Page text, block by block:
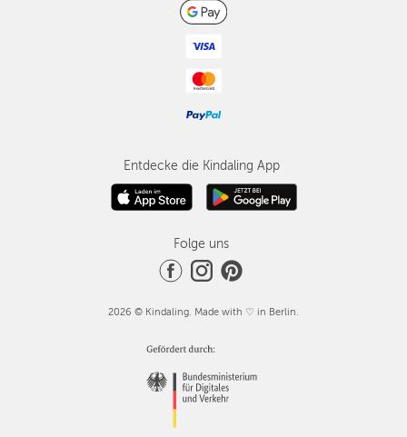
Entdecke die Kindaling App
Folge uns
2026 © Kindaling. Made with ♡ in Berlin.